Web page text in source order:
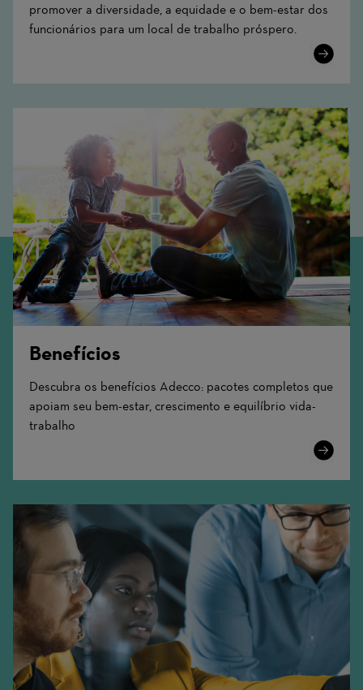
promover a diversidade, a equidade e o bem-estar dos
funcionários para um local de trabalho próspero.
Learn
Benefícios
Descubra os benefícios Adecco: pacotes completos que
apoiam seu bem-estar, crescimento e equilíbrio vida-
trabalho
Learn